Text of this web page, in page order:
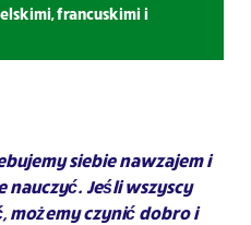
francuskimi i
siebie nawzajem i
nauczyć. Jeśli wszyscy
możemy czynić dobro i